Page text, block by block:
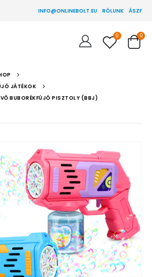
INFO@ONLINEBOLT.EU RÓLUNK ÁSZF
0 0
JÁTÉKOK
BUBORÉKFÚJÓ PISZTOLY (BBJ)